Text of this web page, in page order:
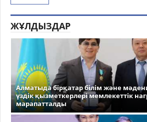
ЖҰЛДЫЗДАР
Алматыда бірқатар білім және
үздік қызметкерлері мемлекеттік
марапатталды